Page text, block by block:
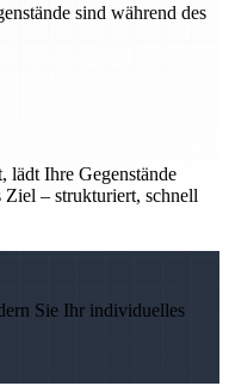
sind während des
lädt Ihre Gegenstände
Ziel – strukturiert, schnell
Sie Ihr individuelles